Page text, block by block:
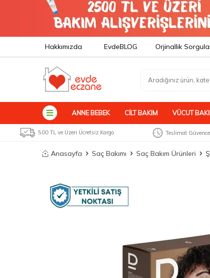
Hakkımızda EvdeBLOG Orjinallik
ANNE BEBEK CILT BAKIM VÜCUT
500 TL ve Üzeri Ücretsiz Kargo Teslimat
Anasayfa Saç Bakımı Saç Bakım Ürünleri